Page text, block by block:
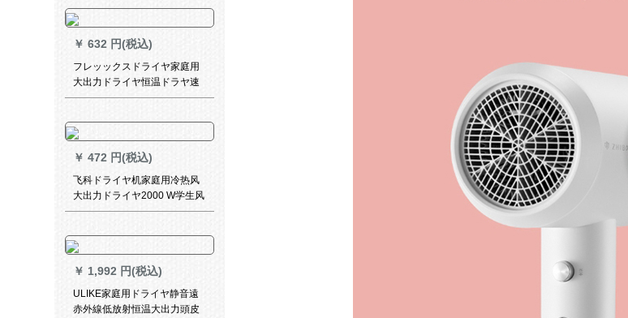
￥ 632 円(税込)
フレッックスドライヤ家庭用
大出力ドライヤ恒温ドラヤ速
乾斯pa ron理髪店冷热风ドラ
￥ 472 円(税込)
飞科ドライヤ机家庭用冷热风
大出力ドライヤ2000 W学生风
筒FH 6232 FH 6232ドライヤ
￥ 1,992 円(税込)
ULIKE家庭用ドライヤ静音遠
赤外線低放射恒温大出力頭皮